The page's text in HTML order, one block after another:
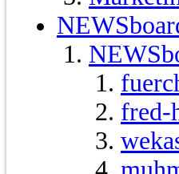
fred-